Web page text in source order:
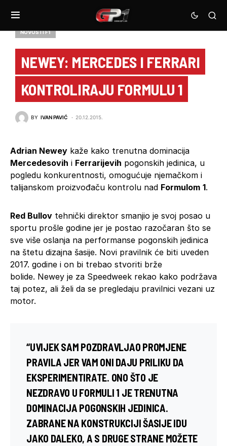
NOVOSTI F1
NEWEY: MERCEDES I FERRARI
KONTROLIRAJU FORMULU 1
BY IVAN PAVIĆ 20.12.2015.
Adrian Newey kaže kako trenutna dominacija
Mercedesovih i Ferrarijevih pogonskih jedinica, u
pogledu konkurentnosti, omogućuje njemačkom i
talijanskom proizvođaču kontrolu nad Formulom 1.
Red Bullov tehnički direktor smanjio je svoj posao u
sportu prošle godine jer je postao razočaran što se
sve više oslanja na performanse pogonskih jedinica
na štetu dizajna šasije. Novi pravilnik će biti uveden
2017. godine i on bi trebao stvoriti brže
bolide. Newey je za Speedweek rekao kako podržava
taj potez, ali želi da se pregledaju pravilnici vezani uz
motor.
“UVIJEK SAM POZDRAVLJAO PROMJENE
PRAVILA JER VAM ONI DAJU PRILIKU DA
EKSPERIMENTIRATE. ONO ŠTO JE
NEZDRAVO U FORMULI 1 JE TRENUTNA
DOMINACIJA POGONSKIH JEDINICA.
ZABRANE NA KONSTRUKCIJI ŠASIJE IDU
JAKO DALEKO, A S DRUGE STRANE MOŽETE